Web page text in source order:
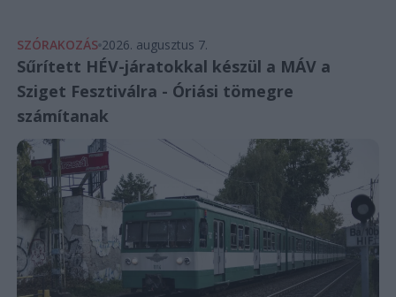
SZÓRAKOZÁS 2026. augusztus 7.
Sűrített HÉV-járatokkal készül a MÁV a
Sziget Fesztiválra - Óriási tömegre
számítanak